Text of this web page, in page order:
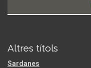
Altres títols
Sardanes